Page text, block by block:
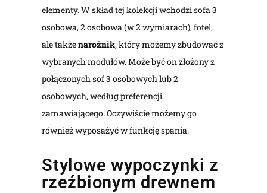
elementy. W skład tej kolekcji wchodzi sofa 3
osobowa, 2 osobowa (w 2 wymiarach), fotel,
ale takżenarożnik, który możemy zbudować z
wybranych modułów. Może być on złożony z
połączonych sof 3 osobowych lub 2
osobowych, według preferencji
zamawiającego. Oczywiście możemy go
również wyposażyć w funkcję spania.
Stylowe wypoczynki z
rzeźbionym drewnem